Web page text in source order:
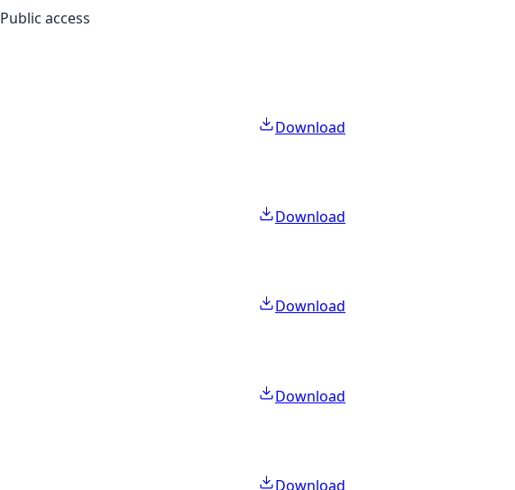
Public access
Download
Download
Download
Download
Download